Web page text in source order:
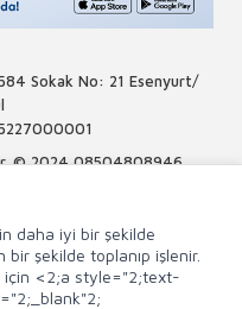
Sokak No: 21 Esenyurt/
© 2024 08504808946
daha iyi bir şekilde
şekilde toplanıp işlenir.
için <2;a style="2;text-